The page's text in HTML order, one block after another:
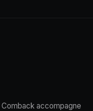
Comback accompagne